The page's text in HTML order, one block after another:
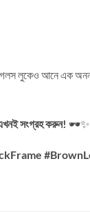
লুকেও আনে এক
সংগ্রহ করুন! 🕶️✨